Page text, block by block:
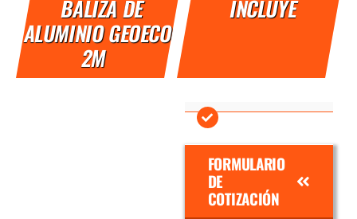
BALIZA DE
ALUMINIO GEOECO
2M
INCLUYE
FORMULARIO
DE
COTIZACIÓN